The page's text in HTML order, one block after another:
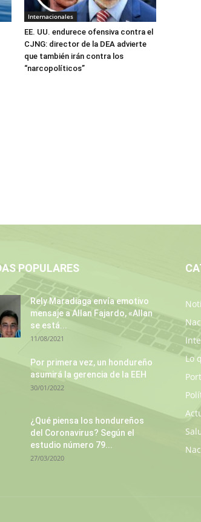
Internacionales
EE. UU. endurece ofensiva contra el
CJNG: director de la DEA advierte
que también irán contra los
“narcopolíticos”
POPULARES
Rely Maradiaga envía emotivo
mensaje a Allan Fajardo, «Allan
se está...
11/08/2021
Por primera vez, un hondureño
asumirá la gerencia de la EEH
30/01/2022
¿Qué piensa los hondureños
del Coronavirus? Según el
estudio número 79...
27/03/2020
Lo